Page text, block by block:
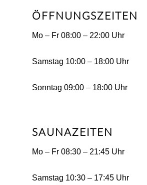
ÖFFNUNGSZEITEN
Mo – Fr 08:00 – 22:00 Uhr
Samstag 10:00 – 18:00 Uhr
Sonntag 09:00 – 18:00 Uhr
SAUNAZEITEN
Mo – Fr 08:30 – 21:45 Uhr
Samstag 10:30 – 17:45 Uhr